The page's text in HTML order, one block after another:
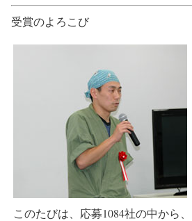
受賞のよろこび
このたびは、応募1084社の中から